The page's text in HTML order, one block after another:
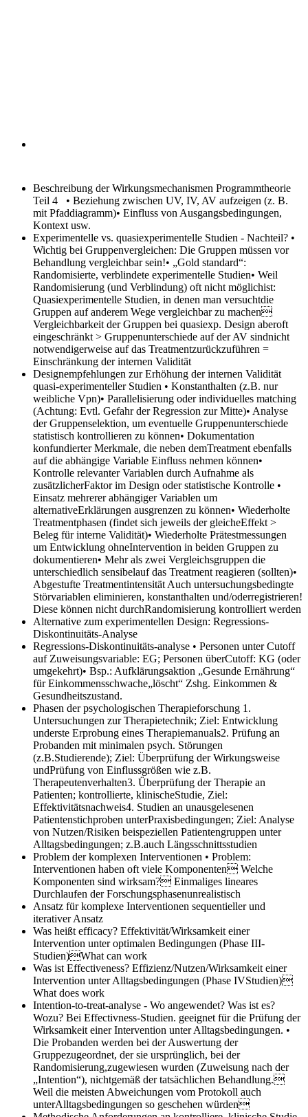
Beschreibung der Wirkungsmechanismen Programmtheorie
Teil 4 • Beziehung zwischen UV, IV, AV aufzeigen (z. B.
mit Pfaddiagramm)• Einfluss von Ausgangsbedingungen,
Kontext usw.
Experimentelle vs. quasiexperimentelle Studien - Nachteil? •
Wichtig bei Gruppenvergleichen: Die Gruppen müssen vor
Behandlung vergleichbar sein!• „Gold standard“:
Randomisierte, verblindete experimentelle Studien• Weil
Randomisierung (und Verblindung) oft nicht möglichist:
Quasiexperimentelle Studien, in denen man versuchtdie
Gruppen auf anderem Wege vergleichbar zu machen
Vergleichbarkeit der Gruppen bei quasiexp. Design aberoft
eingeschränkt > Gruppenunterschiede auf der AV sindnicht
notwendigerweise auf das Treatmentzurückzuführen =
Einschränkung der internen Validität
Designempfehlungen zur Erhöhung der internen Validität
quasi-experimenteller Studien • Konstanthalten (z.B. nur
weibliche Vpn)• Parallelisierung oder individuelles matching
(Achtung: Evtl. Gefahr der Regression zur Mitte)• Analyse
der Gruppenselektion, um eventuelle Gruppenunterschiede
statistisch kontrollieren zu können• Dokumentation
konfundierter Merkmale, die neben demTreatment ebenfalls
auf die abhängige Variable Einfluss nehmen können•
Kontrolle relevanter Variablen durch Aufnahme als
zusätzlicherFaktor im Design oder statistische Kontrolle •
Einsatz mehrerer abhängiger Variablen um
alternativeErklärungen ausgrenzen zu können• Wiederholte
Treatmentphasen (findet sich jeweils der gleicheEffekt >
Beleg für interne Validität)• Wiederholte Prätestmessungen
um Entwicklung ohneIntervention in beiden Gruppen zu
dokumentieren• Mehr als zwei Vergleichsgruppen die
unterschiedlich sensibelauf das Treatment reagieren (sollten)•
Abgestufte Treatmentintensität Auch untersuchungsbedingte
Störvariablen eliminieren, konstanthalten und/oderregistrieren!
Diese können nicht durchRandomisierung kontrolliert werden
Alternative zum experimentellen Design: Regressions-
Diskontinuitäts-Analyse
Regressions-Diskontinuitäts-analyse • Personen unter Cutoff
auf Zuweisungsvariable: EG; Personen überCutoff: KG (oder
umgekehrt)• Bsp.: Aufklärungsaktion „Gesunde Ernährung“
für Einkommensschwache„löscht“ Zshg. Einkommen &
Gesundheitszustand.
Phasen der psychologischen Therapieforschung 1.
Untersuchungen zur Therapietechnik; Ziel: Entwicklung
underste Erprobung eines Therapiemanuals2. Prüfung an
Probanden mit minimalen psych. Störungen
(z.B.Studierende); Ziel: Überprüfung der Wirkungsweise
undPrüfung von Einflussgrößen wie z.B.
Therapeutenverhalten3. Überprüfung der Therapie an
Patienten; kontrollierte, klinischeStudie, Ziel:
Effektivitätsnachweis4. Studien an unausgelesenen
Patientenstichproben unterPraxisbedingungen; Ziel: Analyse
von Nutzen/Risiken beispeziellen Patientengruppen unter
Alltagsbedingungen; z.B.auch Längsschnittsstudien
Problem der komplexen Interventionen • Problem:
Interventionen haben oft viele Komponenten Welche
Komponenten sind wirksam? Einmaliges lineares
Durchlaufen der Forschungsphasenunrealistisch
Ansatz für komplexe Interventionen sequentieller und
iterativer Ansatz
Was heißt efficacy? Effektivität/Wirksamkeit einer
Intervention unter optimalen Bedingungen (Phase III-
Studien)What can work
Was ist Effectiveness? Effizienz/Nutzen/Wirksamkeit einer
Intervention unter Alltagsbedingungen (Phase IVStudien)
What does work
Intention-to-treat-analyse - Wo angewendet? Was ist es?
Wozu? Bei Effectivness-Studien. geeignet für die Prüfung der
Wirksamkeit einer Intervention unter Alltagsbedingungen. •
Die Probanden werden bei der Auswertung der
Gruppezugeordnet, der sie ursprünglich, bei der
Randomisierung,zugewiesen wurden (Zuweisung nach der
„Intention“), nichtgemäß der tatsächlichen Behandlung.
Weil die meisten Abweichungen vom Protokoll auch
unterAlltagsbedingungen so geschehen würden